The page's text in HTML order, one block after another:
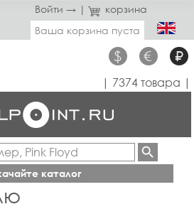
Войти → |
корзина
Ваша корзина пуста
$ € ₽
| 7374 товара |
каталог